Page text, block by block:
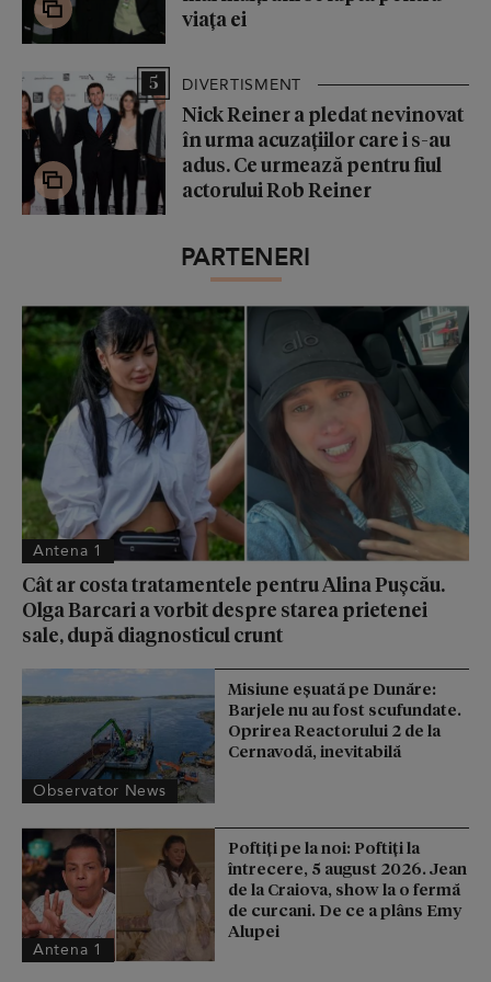
viața ei
5 DIVERTISMENT
Nick Reiner a pledat nevinovat
în urma acuzațiilor care i s-au
adus. Ce urmează pentru fiul
actorului Rob Reiner
PARTENERI
Antena 1
Cât ar costa tratamentele pentru Alina Pușcău.
Olga Barcari a vorbit despre starea prietenei
sale, după diagnosticul crunt
Observator News
Misiune eșuată pe Dunăre:
Barjele nu au fost scufundate.
Oprirea Reactorului 2 de la
Cernavodă, inevitabilă
Antena 1
Poftiți pe la noi: Poftiți la
întrecere, 5 august 2026. Jean
de la Craiova, show la o fermă
de curcani. De ce a plâns Emy
Alupei